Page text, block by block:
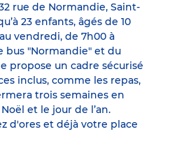
rue de Normandie, Saint-
23 enfants, âgés de 10
vendredi, de 7h00 à
bus "Normandie" et du
propose un cadre sécurisé
inclus, comme les repas,
trois semaines en
et le jour de l’an.
d'ores et déjà votre place